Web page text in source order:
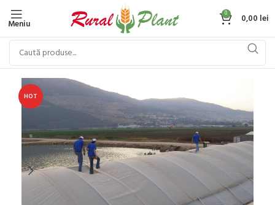
Meniu
0 0,00 lei
HOT